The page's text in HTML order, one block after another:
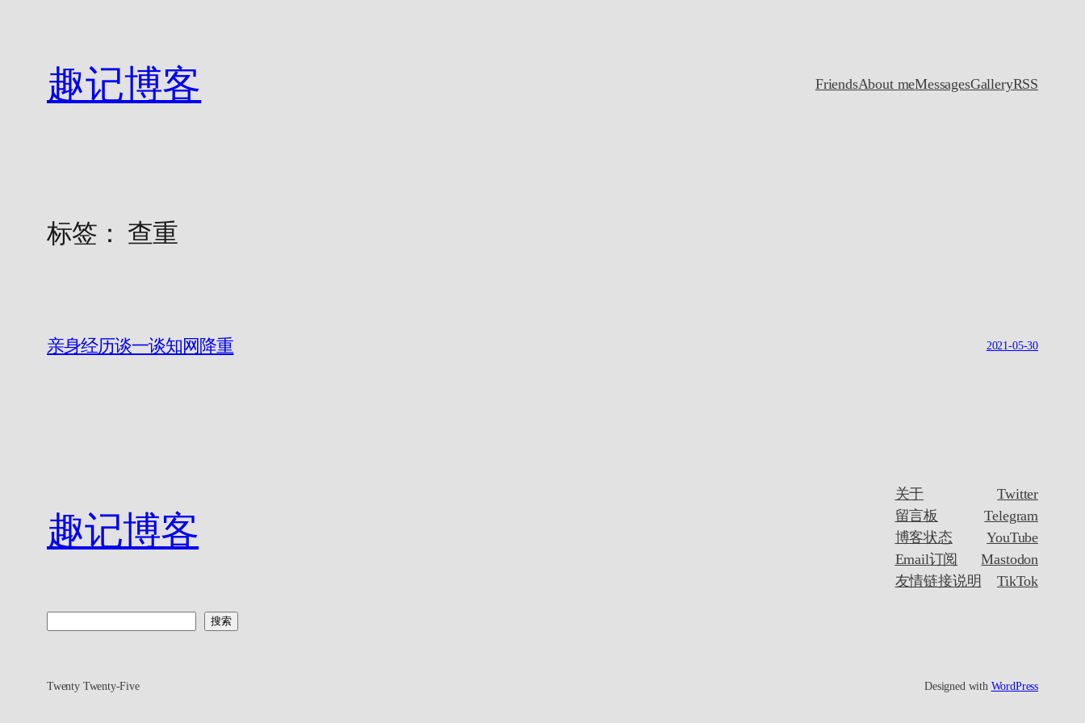
趣记博客 FriendsAbout meMessagesGalleryRSS
标签： 查重
亲身经历谈一谈知网降重 2021-05-30
趣记博客
搜索
关于
留言板
博客状态
Email订阅
友情链接说明
Twitter
Telegram
YouTube
Mastodon
TikTok
Twenty Twenty-Five Designed with WordPress